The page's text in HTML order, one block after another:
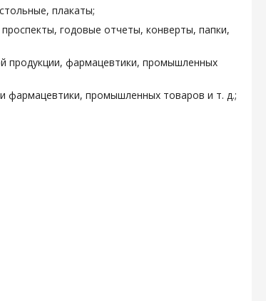
плакаты;
годовые отчеты, конверты, папки,
продукции, фармацевтики, промышленных
фармацевтики, промышленных товаров и т. д.;